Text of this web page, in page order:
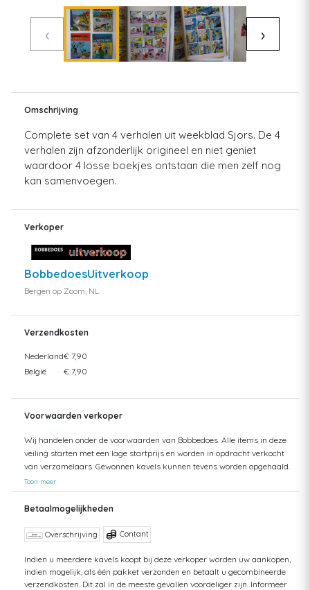
‹ ›
Omschrijving
Complete set van 4 verhalen uit weekblad Sjors. De 4
verhalen zijn afzonderlijk origineel en niet geniet
waardoor 4 losse boekjes ontstaan die men zelf nog
kan samenvoegen.
Verkoper
BobbedoesUitverkoop
Bergen op Zoom, NL
Verzendkosten
Nederland€ 7,90
België
€ 7,90
Voorwaarden verkoper
Wij handelen onder de voorwaarden van Bobbedoes. Alle items in deze
veiling starten met een lage startprijs en worden in opdracht verkocht
van verzamelaars. Gewonnen kavels kunnen tevens worden opgehaald.
Uw aankopen worden gecombineerd verzonden om hoge verzendkosten
te kunnen beperken. Zendingen worden gedaan vanuit zowel België als
Nederland. Bij verzending van bedragen hoger dan €75 wordt een
hoger uitvallen dan het getoonde tarief aangezien de uiteindelijke
verkoopprijs niet altijd bekend is. Bij een aangetekende zending bent u
verzekerd tegen schade of verlies van uw zending. Bij een standaard
zending kan ik geen terugbetaling doen van uw aankoop bij verlies of
schade. Voor vragen hierover kunt u altijd contact opnemen. Aankopen
Toon meer
Betaalmogelijkheden
Overschrijving Contant
Indien u meerdere kavels koopt bij deze verkoper worden uw aankopen,
indien mogelijk, als één pakket verzonden en betaalt u gecombineerde
verzendkosten. Dit zal in de meeste gevallen voordeliger zijn. Informeer